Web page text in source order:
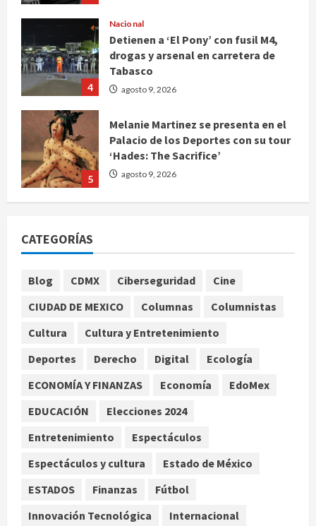
4
Nacional
Detienen a ‘El Pony’ con fusil M4,
drogas y arsenal en carretera de
Tabasco
agosto 9, 2026
5
Melanie Martinez se presenta en el
Palacio de los Deportes con su tour
‘Hades: The Sacrifice’
agosto 9, 2026
hospital
agosto 9, 2026
UNAM: entre el fraude, la IA y la
institucional
agosto 9, 2026
Fallece Jorge Messi, padre de
Lionel, a los 68 años en Rosario
Detienen a ‘El Pony’ con fusil M4,
drogas y arsenal en carretera de
CATEGORÍAS
Blog CDMX Ciberseguridad
Cine
CIUDAD DE MEXICO
Columnas
Columnistas
Cultura
Cultura y Entretenimiento
Deportes
Derecho Digital
Ecología
ECONOMÍA Y FINANZAS
Economía
EdoMex
EDUCACIÓN
Elecciones 2024
Entretenimiento
Espectáculos
Espectáculos y cultura
Estado de México
ESTADOS
Finanzas
Fútbol
Innovación Tecnológica
Internacional